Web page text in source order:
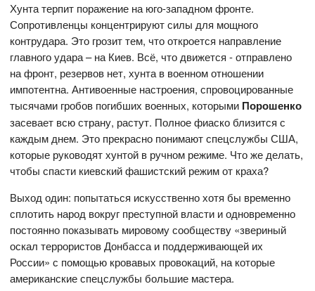
Хунта терпит поражение на юго-западном фронте.
Сопротивленцы концентрируют силы для мощного
контрудара. Это грозит тем, что откроется направление
главного удара – на Киев. Всё, что движется - отправлено
на фронт, резервов нет, хунта в военном отношении
импотентна. Антивоенные настроения, спровоцированные
тысячами гробов погибших военных, которыми Порошенко
засевает всю страну, растут. Полное фиаско близится с
каждым днем. Это прекрасно понимают спецслужбы США,
которые руководят хунтой в ручном режиме. Что же делать,
чтобы спасти киевский фашистский режим от краха?
Выход один: попытаться искусственно хотя бы временно
сплотить народ вокруг преступной власти и одновременно
постоянно показывать мировому сообществу «звериный
оскал террористов Донбасса и поддерживающей их
России» с помощью кровавых провокаций, на которые
американские спецслужбы большие мастера.